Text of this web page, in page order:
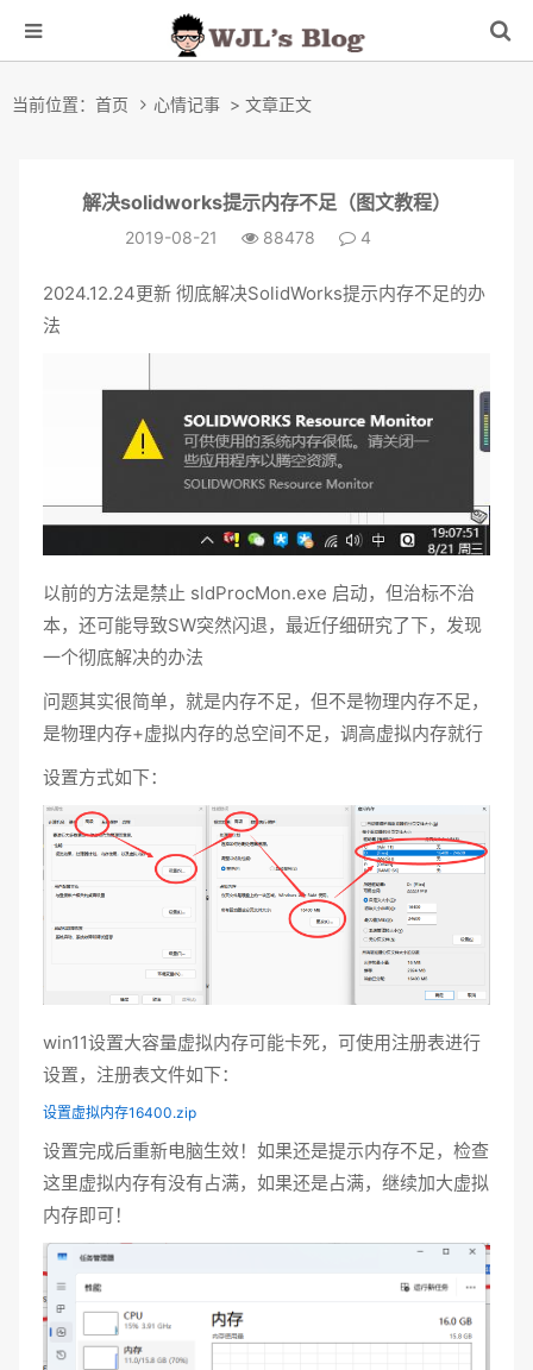
当前位置： 首页 心情记事 > 文章正文
解决solidworks提示内存不足（图文教程）
2019-08-21 88478 4
2024.12.24更新 彻底解决SolidWorks提示内存不足的办
法
以前的方法是禁止 sldProcMon.exe 启动，但治标不治
本，还可能导致SW突然闪退，最近仔细研究了下，发现
一个彻底解决的办法
问题其实很简单，就是内存不足，但不是物理内存不足，
是物理内存+虚拟内存的总空间不足，调高虚拟内存就行
设置方式如下：
win11设置大容量虚拟内存可能卡死，可使用注册表进行
设置，注册表文件如下：
设置虚拟内存16400.zip
设置完成后重新电脑生效！如果还是提示内存不足，检查
这里虚拟内存有没有占满，如果还是占满，继续加大虚拟
内存即可！